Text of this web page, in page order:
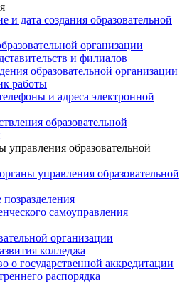
и дата создания образовательной
организации
и филиалов
образовательной организации
работы
и адреса электронной
образовательной
управления образовательной
управления образовательной
самоуправления
организации
колледжа
о государственной аккредитации
распорядка